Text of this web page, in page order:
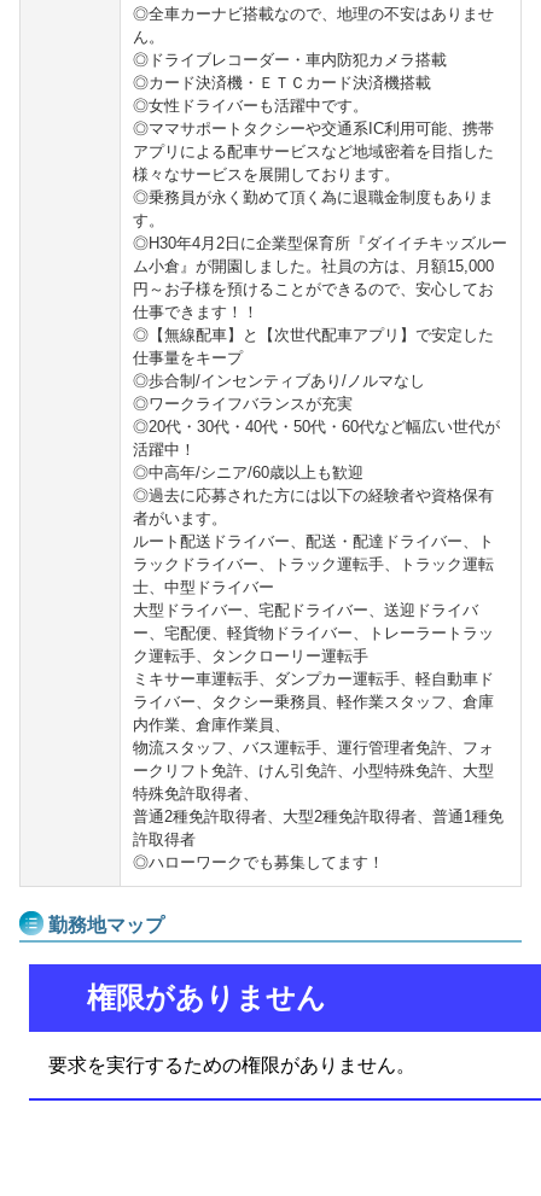
◎全車カーナビ搭載なので、地理の不安はありませ
ん。
◎ドライブレコーダー・車内防犯カメラ搭載
◎カード決済機・ＥＴＣカード決済機搭載
◎女性ドライバーも活躍中です。
◎ママサポートタクシーや交通系IC利用可能、携帯
アプリによる配車サービスなど地域密着を目指した
様々なサービスを展開しております。
◎乗務員が永く勤めて頂く為に退職金制度もありま
す。
◎H30年4月2日に企業型保育所『ダイイチキッズルー
ム小倉』が開園しました。社員の方は、月額15,000
円～お子様を預けることができるので、安心してお
仕事できます！！
◎【無線配車】と【次世代配車アプリ】で安定した
仕事量をキープ
◎歩合制/インセンティブあり/ノルマなし
◎ワークライフバランスが充実
◎20代・30代・40代・50代・60代など幅広い世代が
活躍中！
◎中高年/シニア/60歳以上も歓迎
◎過去に応募された方には以下の経験者や資格保有
者がいます。
ルート配送ドライバー、配送・配達ドライバー、ト
ラックドライバー、トラック運転手、トラック運転
士、中型ドライバー
大型ドライバー、宅配ドライバー、送迎ドライバ
ー、宅配便、軽貨物ドライバー、トレーラートラッ
ク運転手、タンクローリー運転手
ミキサー車運転手、ダンプカー運転手、軽自動車ド
ライバー、タクシー乗務員、軽作業スタッフ、倉庫
内作業、倉庫作業員、
物流スタッフ、バス運転手、運行管理者免許、フォ
ークリフト免許、けん引免許、小型特殊免許、大型
特殊免許取得者、
普通2種免許取得者、大型2種免許取得者、普通1種免
許取得者
◎ハローワークでも募集してます！
勤務地マップ